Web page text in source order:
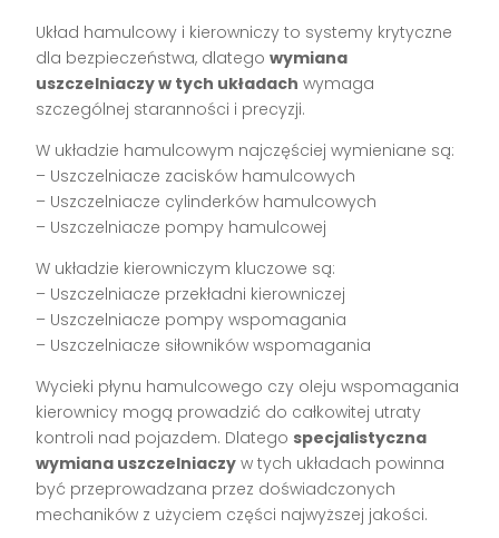
Układ hamulcowy i kierowniczy to systemy krytyczne
dla bezpieczeństwa, dlategowymiana
uszczelniaczy w tych układach wymaga
szczególnej staranności i precyzji.
W układzie hamulcowym najczęściej wymieniane są:
– Uszczelniacze zacisków hamulcowych
– Uszczelniacze cylinderków hamulcowych
– Uszczelniacze pompy hamulcowej
W układzie kierowniczym kluczowe są:
– Uszczelniacze przekładni kierowniczej
– Uszczelniacze pompy wspomagania
– Uszczelniacze siłowników wspomagania
Wycieki płynu hamulcowego czy oleju wspomagania
kierownicy mogą prowadzić do całkowitej utraty
kontroli nad pojazdem. Dlatego specjalistyczna
wymiana uszczelniaczy w tych układach powinna
być przeprowadzana przez doświadczonych
mechaników z użyciem części najwyższej jakości.